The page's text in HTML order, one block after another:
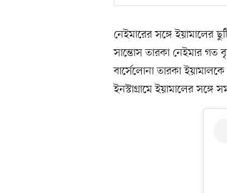
নেইমারের সঙ্গে ইয়ামালের
সান্তোস তারকা নেইমার গত
বার্সেলোনা তারকা
ইনস্টাগ্রামে ইয়ামালের